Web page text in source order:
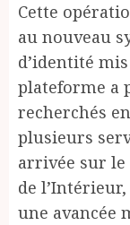
Cette
au nouveau
d’identité
plateforme a
recherchés
plusieurs
arrivée sur
de
une avancée